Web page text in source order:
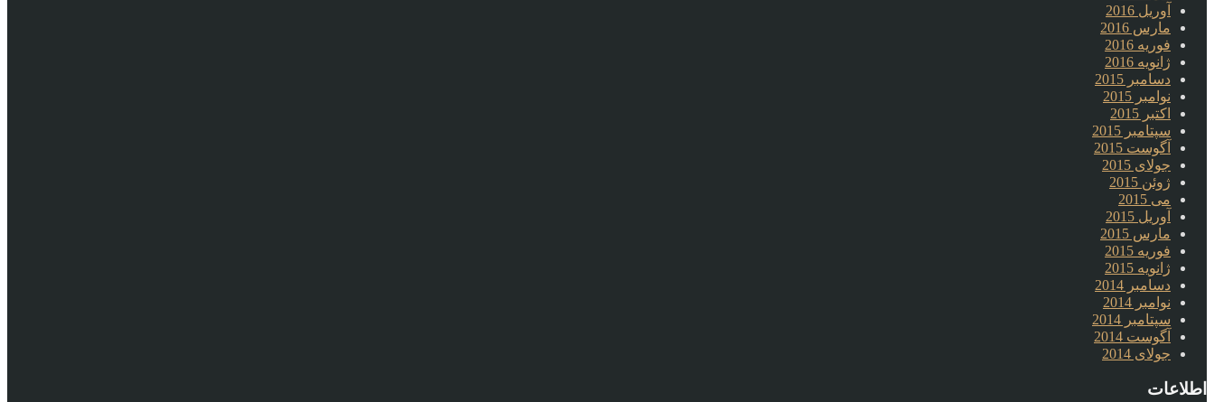
آوریل 2016
مارس 2016
فوریه 2016
ژانویه 2016
دسامبر 2015
نوامبر 2015
اکتبر 2015
سپتامبر 2015
آگوست 2015
جولای 2015
ژوئن 2015
می 2015
آوریل 2015
مارس 2015
فوریه 2015
ژانویه 2015
دسامبر 2014
نوامبر 2014
سپتامبر 2014
آگوست 2014
جولای 2014
اطلاعات